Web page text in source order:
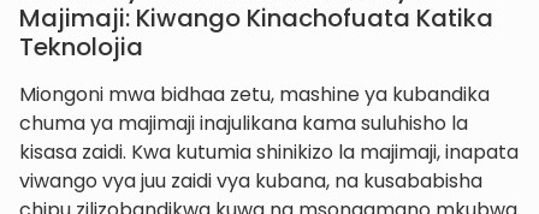
Majimaji: Kiwango Kinachofuata Katika
Teknolojia
Miongoni mwa bidhaa zetu, mashine ya kubandika
chuma ya majimaji inajulikana kama suluhisho la
kisasa zaidi. Kwa kutumia shinikizo la majimaji, inapata
viwango vya juu zaidi vya kubana, na kusababisha